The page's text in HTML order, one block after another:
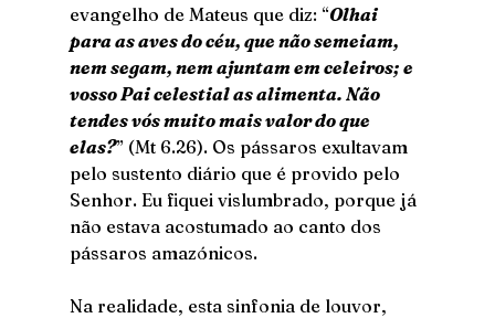
evangelho de Mateus que diz: “Olhai
para as aves do céu, que não semeiam,
nem segam, nem ajuntam em celeiros; e
vosso Pai celestial as alimenta. Não
tendes vós muito mais valor do que
elas?” (Mt 6.26). Os pássaros exultavam
pelo sustento diário que é provido pelo
Senhor. Eu fiquei vislumbrado, porque já
não estava acostumado ao canto dos
pássaros amazónicos.
Na realidade, esta sinfonia de louvor,